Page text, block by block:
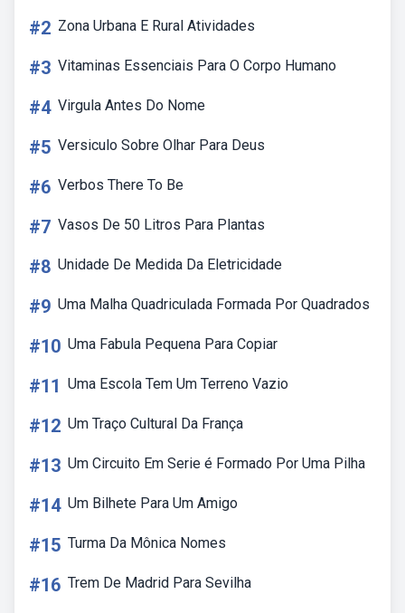
#2 Zona Urbana E Rural Atividades
#3 Vitaminas Essenciais Para O Corpo Humano
#4 Virgula Antes Do Nome
#5 Versiculo Sobre Olhar Para Deus
#6 Verbos There To Be
#7 Vasos De 50 Litros Para Plantas
#8 Unidade De Medida Da Eletricidade
#9 Uma Malha Quadriculada Formada Por Quadrados
#10 Uma Fabula Pequena Para Copiar
#11 Uma Escola Tem Um Terreno Vazio
#12 Um Traço Cultural Da França
#13 Um Circuito Em Serie é Formado Por Uma Pilha
#14 Um Bilhete Para Um Amigo
#15 Turma Da Mônica Nomes
#16 Trem De Madrid Para Sevilha